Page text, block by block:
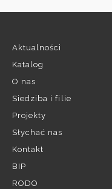
Aktualności
Katalog
O nas
Siedziba i filie
Projekty
Słychać nas
Kontakt
BIP
RODO